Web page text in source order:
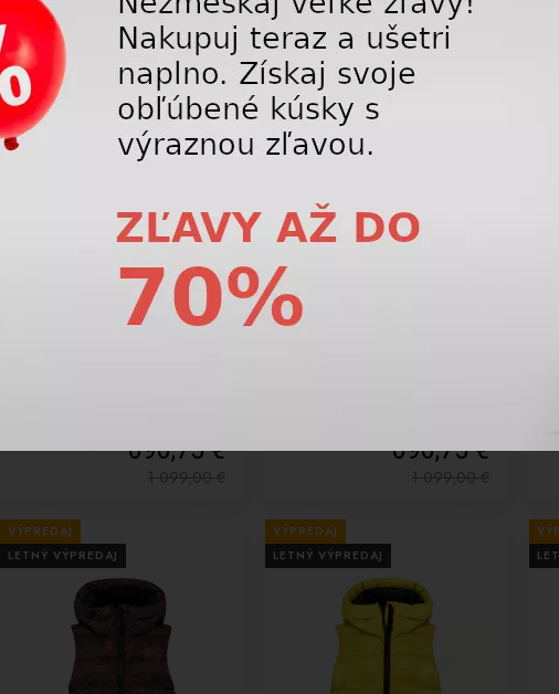
AKCIA
DOPRAVA ZDARMA
LETNÝ VÝPREDAJ
696,75 €
1 099,00€
AKCIA
DOPRAVA ZDARMA
LETNÝ VÝPREDAJ
696,75 €
1 099,00€
-37%
VÝPREDAJ
LETNÝ VÝPREDAJ
VÝPREDAJ
LETNÝ VÝPREDAJ